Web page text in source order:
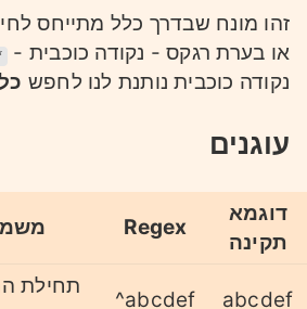
זהו מונח שבדרך כלל מתייחס
או בערת רגקס - נקודה כוכבית -
נקודה כוכבית נותנת לנו לחפש
עוגנים
Regex
דוגמא
תקינה
תחילת
^abcdef abcdef